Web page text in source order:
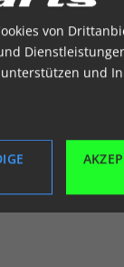
von
und